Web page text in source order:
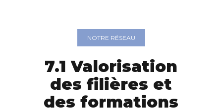
NOTRE RÉSEAU
7.1 Valorisation
des filières et
des formations